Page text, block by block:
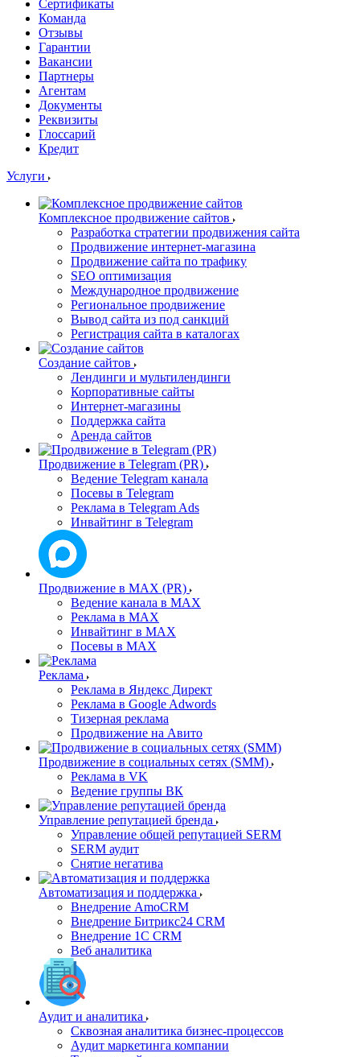
Сертификаты
Команда
Отзывы
Гарантии
Вакансии
Партнеры
Агентам
Документы
Реквизиты
Глоссарий
Кредит
Услуги
Комплексное продвижение сайтов
Разработка стратегии продвижения сайта
Продвижение интернет-магазина
Продвижение сайта по трафику
SEO оптимизация
Международное продвижение
Региональное продвижение
Вывод сайта из под санкций
Регистрация сайта в каталогах
Создание сайтов
Лендинги и мультилендинги
Корпоративные сайты
Интернет-магазины
Поддержка сайта
Аренда сайтов
Продвижение в Telegram (PR)
Ведение Telegram канала
Посевы в Telegram
Реклама в Telegram Ads
Инвайтинг в Telegram
Продвижение в MAX (PR)
Ведение канала в MAX
Реклама в MAX
Инвайтинг в MAX
Посевы в MAX
Реклама
Реклама в Яндекс Директ
Реклама в Google Adwords
Тизерная реклама
Продвижение на Авито
Продвижение в социальных сетях (SMM)
Реклама в VK
Ведение группы ВК
Управление репутацией бренда
Управление общей репутацией SERM
SERM аудит
Снятие негатива
Автоматизация и поддержка
Внедрение AmoCRM
Внедрение Битрикс24 CRM
Внедрение 1C CRM
Веб аналитика
Аудит и аналитика
Сквозная аналитика бизнес-процессов
Аудит маркетинга компании